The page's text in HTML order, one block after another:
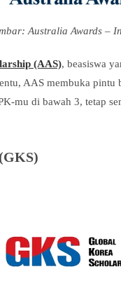
Australia Awards –
(AAS), beasiswa
AAS membuka
mu di bawah 3, tetap